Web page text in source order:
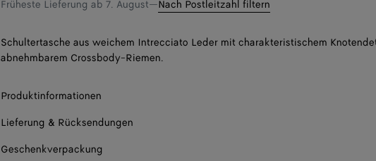
Früheste Lieferung ab 7. August—Nach Postleitzahl filtern
Schultertasche aus weichem Intrecciato Leder mit charakteristischem
abnehmbarem Crossbody-Riemen.
Produktinformationen
Lieferung & Rücksendungen
Geschenkverpackung